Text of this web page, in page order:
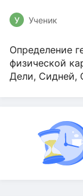
У Ученик
Определение
физической
Дели, Сидней,